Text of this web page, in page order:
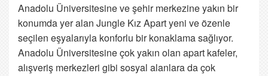
Anadolu Üniversitesine ve şehir merkezine yakın bir
konumda yer alan Jungle Kız Apart yeni ve özenle
seçilen eşyalarıyla konforlu bir konaklama sağlıyor.
Anadolu Üniversitesine çok yakın olan apart kafeler,
alışveriş merkezleri gibi sosyal alanlara da çok